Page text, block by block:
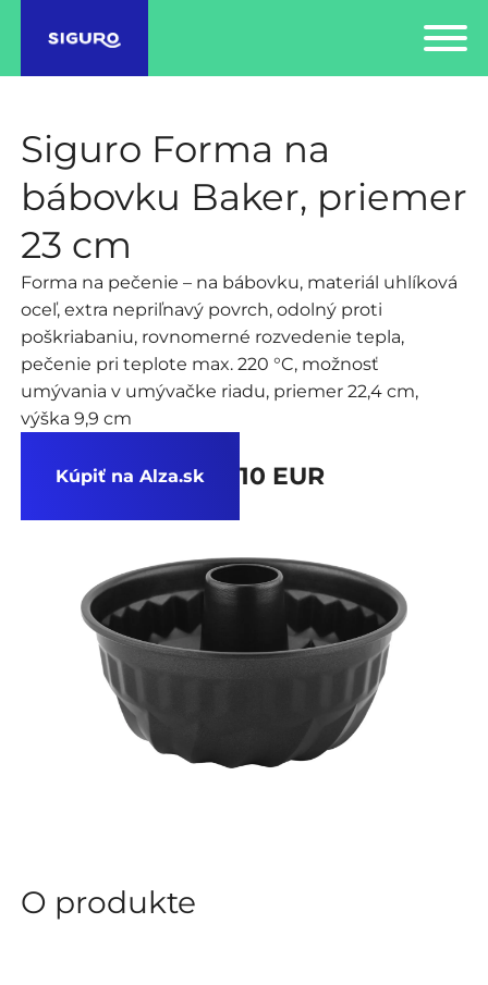
Siguro Forma na
bábovku Baker, priemer
23 cm
Forma na pečenie – na bábovku, materiál uhlíková
oceľ, extra nepriľnavý povrch, odolný proti
poškriabaniu, rovnomerné rozvedenie tepla,
pečenie pri teplote max. 220 °C, možnosť
umývania v umývačke riadu, priemer 22,4 cm,
výška 9,9 cm
Kúpiť na Alza.sk 10 EUR
O produkte